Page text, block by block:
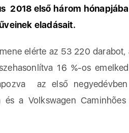
2018 első három
eladásait.
elérte az 53 220 darabot,
16 %-os
az első
és a Volkswagen